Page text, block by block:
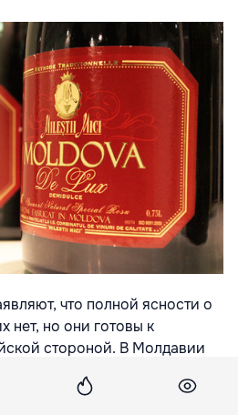
что полной ясности о
нет, но они готовы к
стороной. В Молдавии
страны Таможенного союза